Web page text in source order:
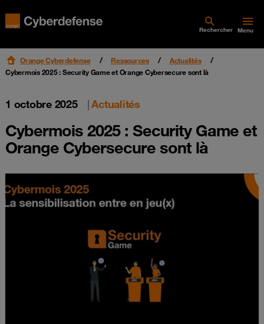
Rechercher Menu
Orange Cyberdefense Ressources
Actualités
Cybermois 2025 : Security Game et Orange Cybersecure sont là
1 octobre 2025 |Actualités
Cybermois 2025 : Security Game et
Orange Cybersecure sont là